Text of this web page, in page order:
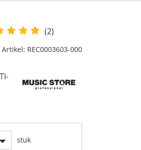
(2)
Artikel: REC0003603-000
stuk